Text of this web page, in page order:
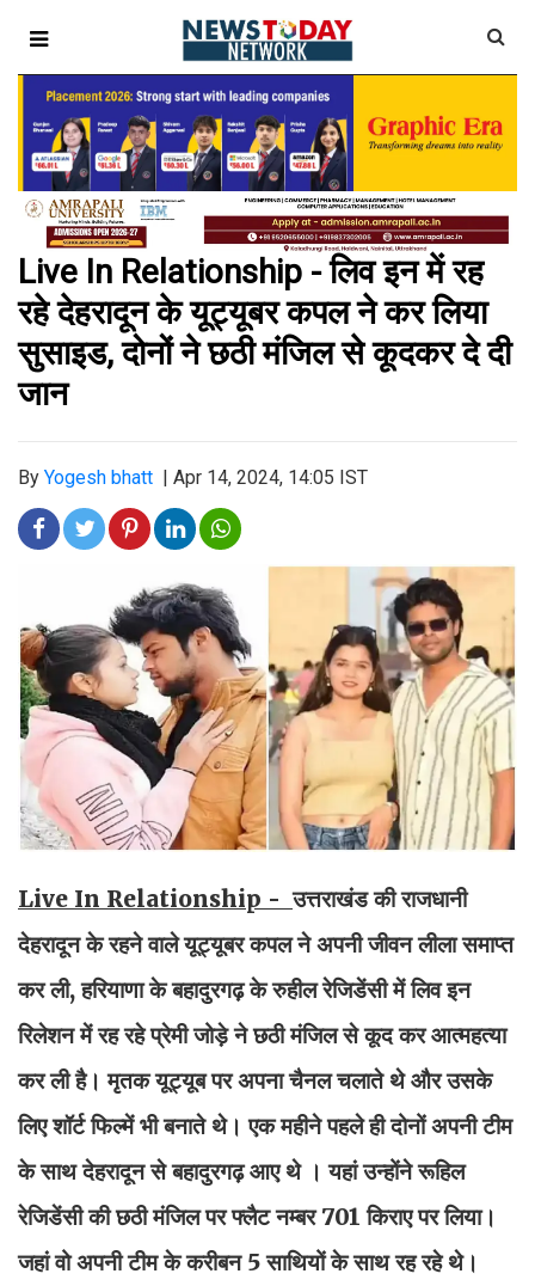
Live In Relationship - लिव इन में रह
रहे देहरादून के यूट्यूबर कपल ने कर लिया
सुसाइड, दोनों ने छठी मंजिल से कूदकर दे दी
जान
By Yogesh bhatt Apr 14, 2024, 14:05 IST
Live In Relationship -उत्तराखंड की राजधानी
देहरादून के रहने वाले यूट्यूबर कपल ने अपनी जीवन लीला समाप्त
कर ली, हरियाणा के बहादुरगढ़ के रुहील रेजिडेंसी में लिव इन
रिलेशन में रह रहे प्रेमी जोड़े ने छठी मंजिल से कूद कर आत्महत्या
कर ली है। मृतक यूट्यूब पर अपना चैनल चलाते थे और उसके
लिए शॉर्ट फिल्में भी बनाते थे। एक महीने पहले ही दोनों अपनी टीम
के साथ देहरादून से बहादुरगढ़ आए थे । यहां उन्होंने रूहिल
रेजिडेंसी की छठी मंजिल पर फ्लैट नम्बर 701 किराए पर लिया।
जहां वो अपनी टीम के करीबन 5 साथियों के साथ रह रहे थे।